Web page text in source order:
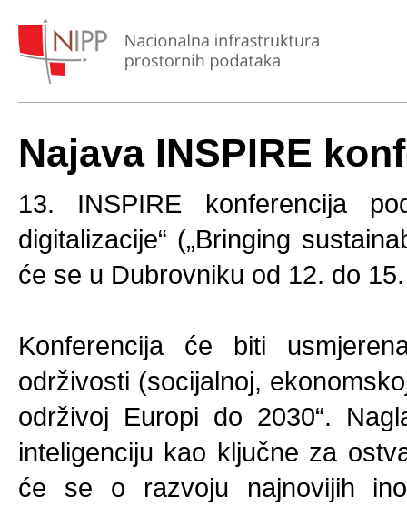
Najava INSPIRE
13. INSPIRE konferencija
digitalizacije“ („Bringing
će se u Dubrovniku od 12. do
Konferencija će biti
održivosti (socijalnoj,
održivoj Europi do 2030“.
inteligenciju kao ključne za
će se o razvoju najnovijih